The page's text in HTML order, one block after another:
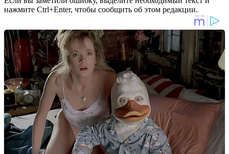
нажмите Ctrl+Enter, чтобы сообщить об этом редакции.